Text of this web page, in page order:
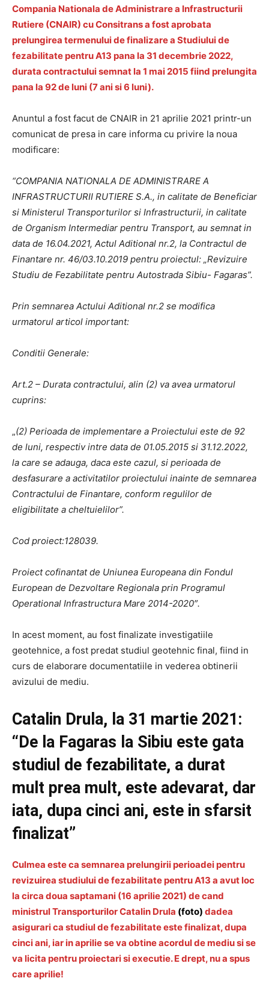
Compania Nationala de Administrare a Infrastructurii
Rutiere (CNAIR) cu Consitrans a fost aprobata
prelungirea termenului de finalizare a Studiului de
fezabilitate pentru A13 pana la 31 decembrie 2022,
durata contractului semnat la 1 mai 2015 fiind prelungita
pana la 92 de luni (7 ani si 6 luni).
Anuntul a fost facut de CNAIR in 21 aprilie 2021 printr-un
comunicat de presa in care informa cu privire la noua
modificare:
“COMPANIA NATIONALA DE ADMINISTRARE A
INFRASTRUCTURII RUTIERE S.A., in calitate de Beneficiar
si Ministerul Transporturilor si Infrastructurii, in calitate
de Organism Intermediar pentru Transport, au semnat in
data de 16.04.2021, Actul Aditional nr.2, la Contractul de
Finantare nr. 46/03.10.2019 pentru proiectul: „Revizuire
Studiu de Fezabilitate pentru Autostrada Sibiu- Fagaras”.
Prin semnarea Actului Aditional nr.2 se modifica
urmatorul articol important:
Conditii Generale:
Art.2 – Durata contractului, alin (2) va avea urmatorul
cuprins:
„(2) Perioada de implementare a Proiectului este de 92
de luni, respectiv intre data de 01.05.2015 si 31.12.2022,
la care se adauga, daca este cazul, si perioada de
desfasurare a activitatilor proiectului inainte de semnarea
Contractului de Finantare, conform regulilor de
eligibilitate a cheltuielilor”.
Cod proiect:128039.
Proiect cofinantat de Uniunea Europeana din Fondul
European de Dezvoltare Regionala prin Programul
Operational Infrastructura Mare 2014-2020″.
In acest moment, au fost finalizate investigatiile
geotehnice, a fost predat studiul geotehnic final, fiind in
curs de elaborare documentatiile in vederea obtinerii
avizului de mediu.
Catalin Drula, la 31 martie 2021:
“De la Fagaras la Sibiu este gata
studiul de fezabilitate, a durat
mult prea mult, este adevarat, dar
iata, dupa cinci ani, este in sfarsit
finalizat”
Culmea este ca semnarea prelungirii perioadei pentru
revizuirea studiului de fezabilitate pentru A13 a avut loc
la circa doua saptamani (16 aprilie 2021) de cand
ministrul Transporturilor Catalin Drula (foto) dadea
asigurari ca studiul de fezabilitate este finalizat, dupa
cinci ani, iar in aprilie se va obtine acordul de mediu si se
va licita pentru proiectari si executie. E drept, nu a spus
care aprilie!